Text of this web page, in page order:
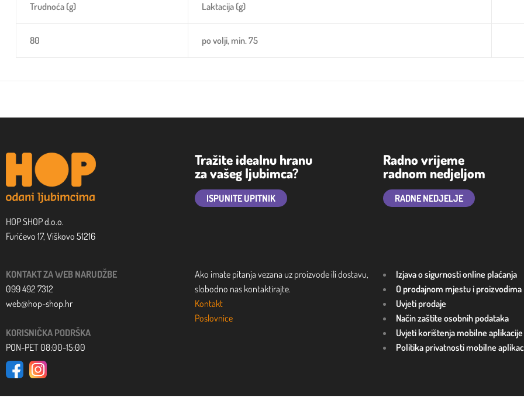
Trudnoća (g) Laktacija (g)
80 po volji, min. 75
HOP SHOP d.o.o.
Furićevo 17, Viškovo 51216
Tražite idealnu hranu
za vašeg ljubimca?
ISPUNITE UPITNIK
Radno vrijeme
radnom nedjeljom
RADNE NEDJELJE
KONTAKT ZA WEB NARUDŽBE
099 492 7312
web@hop-shop.hr
KORISNIČKA PODRŠKA
PON-PET 08:00-15:00
Ako imate pitanja vezana uz proizvode ili dostavu,
slobodno nas kontaktirajte.
Kontakt
Poslovnice
Izjava o sigurnosti online plaćanja
O prodajnom mjestu i proizvodima
Uvjeti prodaje
Način zaštite osobnih podataka
Uvjeti korištenja mobilne aplikacije
Politika privatnosti mobilne